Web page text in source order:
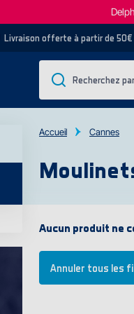
Livraison offerte à partir de 50€
Accueil Cannes
Aucun produit ne
Annuler tous les